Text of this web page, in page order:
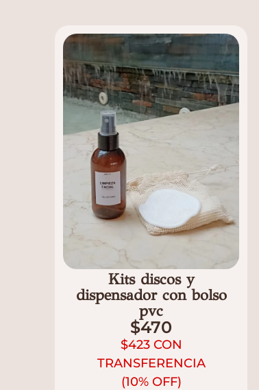
Kits discos y
dispensador con bolso
pvc
$470
$423CON
TRANSFERENCIA
(10% OFF)